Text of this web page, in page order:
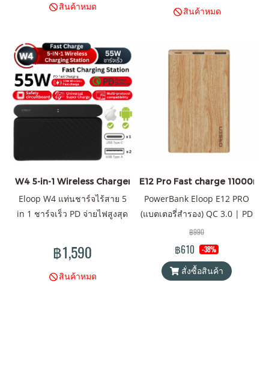
& Orsen
สินค้าหมด
Charge ของแท้ 100% Orsen
สินค้าหมด
W4 5-in-1 Wireless Charger 55W
Eloop W4 แท่นชาร์จไร้สาย 5
in 1 ชาร์จเร็ว PD จ่ายไฟสูงสุด
฿1,590
สินค้าหมด
E12 Pro Fast charge
PowerBank Eloop E12 PRO
(แบตเตอรี่สำรอง) QC 3.0 | PD
20W ความจุ 11000mAh
Battery Pack PowerBank (พา
วเวอร์แบงค์) Orsen by Eloop
ของแท้ 100% ได้รับมาตรฐาน
฿990
฿610 -38%
สั่งซื้อสินค้า